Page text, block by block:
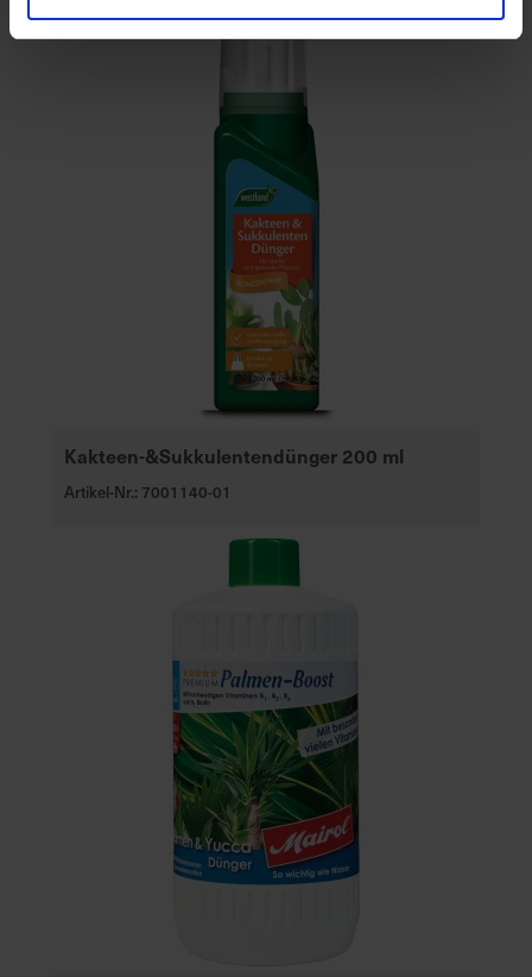
Kakteen-&Sukkulentendünger 200 ml
Artikel-Nr.: 7001140-01